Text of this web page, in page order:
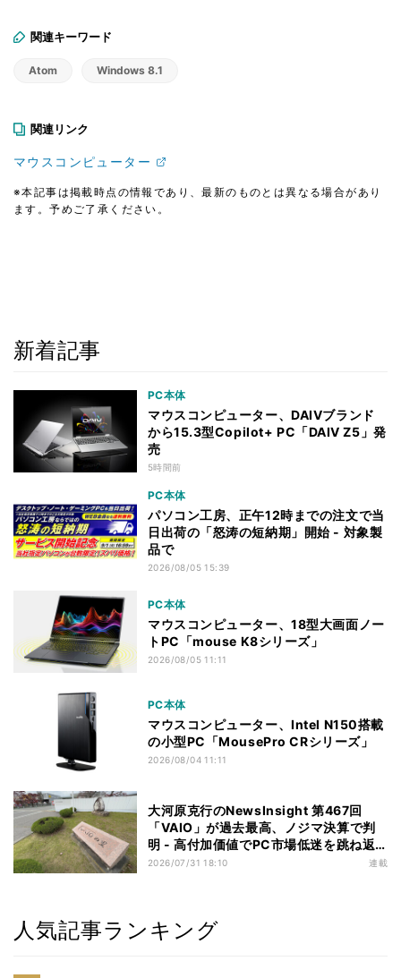
関連キーワード
Atom Windows 8.1
関連リンク
マウスコンピューター
※本記事は掲載時点の情報であり、最新のものとは異なる場合があり
ます。予めご了承ください。
新着記事
PC本体
マウスコンピューター、DAIVブランド
から15.3型Copilot+ PC「DAIV Z5」発
売
5時間前
PC本体
パソコン工房、正午12時までの注文で当
日出荷の「怒涛の短納期」開始 - 対象製
品で
2026/08/05 15:39
PC本体
マウスコンピューター、18型大画面ノー
トPC「mouse K8シリーズ」
2026/08/05 11:11
PC本体
マウスコンピューター、Intel N150搭載
の小型PC「MousePro CRシリーズ」
2026/08/04 11:11
大河原克行のNewsInsight 第467回
「VAIO」が過去最高、ノジマ決算で判
明 - 高付加価値でPC市場低迷を跳ね返
す
2026/07/31 18:10 連載
人気記事ランキング